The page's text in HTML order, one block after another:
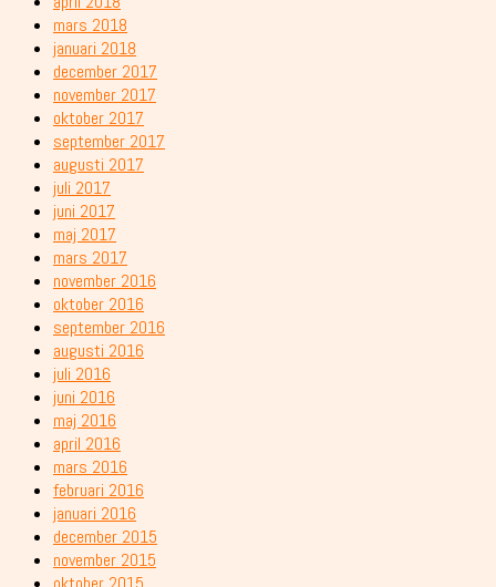
mars 2018
januari 2018
december 2017
november 2017
oktober 2017
september 2017
augusti 2017
juli 2017
juni 2017
maj 2017
mars 2017
november 2016
oktober 2016
september 2016
augusti 2016
juli 2016
juni 2016
maj 2016
april 2016
mars 2016
februari 2016
januari 2016
december 2015
november 2015